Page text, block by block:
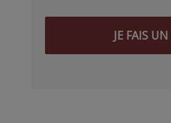
JE FAIS